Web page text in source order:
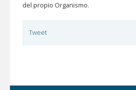
del propio Organismo.
Tweet